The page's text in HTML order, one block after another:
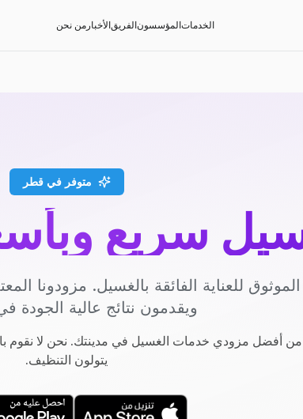
الخدماتالمؤسسونالفريقالأخبار من نحن
متوفر في قطر
سريع
للعناية الفائقة بالغسيل. مزودونا
ويقدمون نتائج عالية الجودة
من أفضل مزودي خدمات الغسيل في مدينتك. نحن لا نقوم
يتولون التنظيف.